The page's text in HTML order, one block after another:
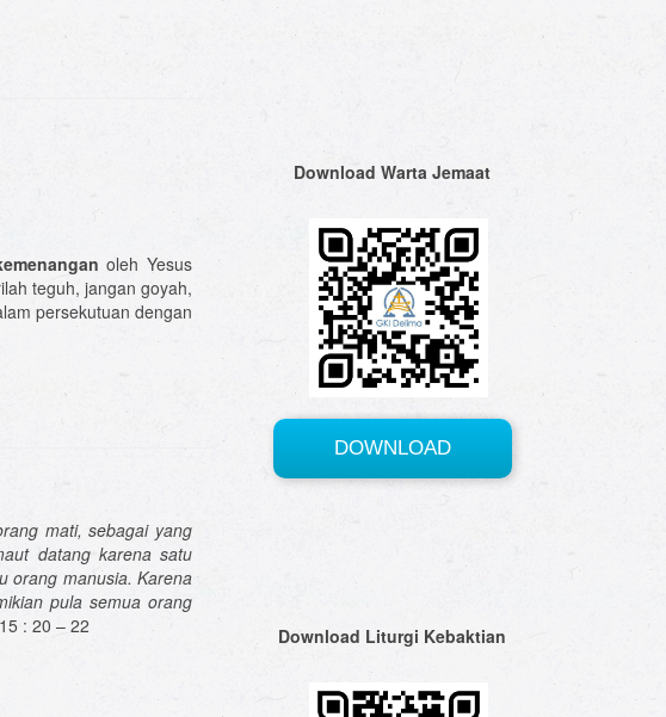
oleh Yesus
teguh, jangan goyah,
persekutuan dengan
mati, sebagai yang
datang karena satu
orang manusia. Karena
pula semua orang
: 20 – 22
Download Warta Jemaat
Download Liturgi Kebaktian